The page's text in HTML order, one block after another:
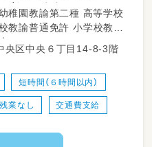
任せします。
型）】
り、リラックスして過ごせ
ぞれのペースに合わせた活
央区中央６丁目14-8-3階
短時間（６時間以内）
残業なし 交通費支給